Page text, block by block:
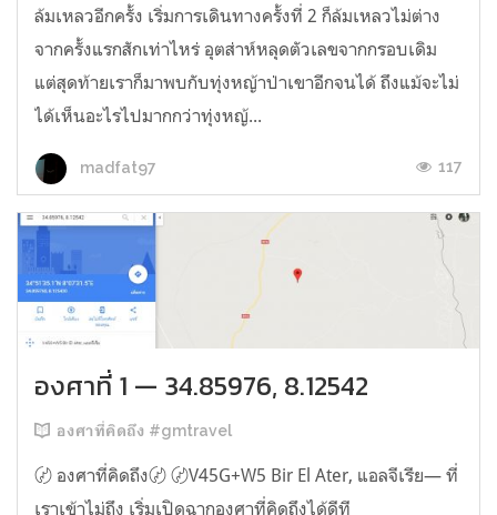
ล้มเหลวอีกครั้ง เริ่มการเดินทางครั้งที่ 2 ก็ล้มเหลวไม่ต่าง
จากครั้งแรกสักเท่าไหร่ อุตส่าห์หลุดตัวเลขจากกรอบเดิม
แต่สุดท้ายเราก็มาพบกับทุ่งหญ้าป่าเขาอีกจนได้ ถึงแม้จะไม่
ได้เห็นอะไรไปมากกว่าทุ่งหญ้...
madfat97 117
องศาที่ 1 — 34.85976, 8.12542
องศาที่คิดถึง #gmtravel
〄 องศาที่คิดถึง〄 〄V45G+W5 Bir El Ater, แอลจีเรีย— ที่
เราเข้าไม่ถึง เริ่มเปิดฉากองศาที่คิดถึงได้ดีที